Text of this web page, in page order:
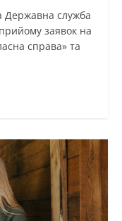
Державна служба
заявок на
справа» та